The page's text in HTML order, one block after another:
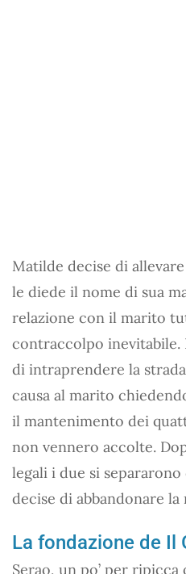
Matilde decise di
le diede il nome di sua
relazione con il marito
contraccolpo inevitabile.
di intraprendere la
causa al marito
il mantenimento dei
non vennero accolte.
legali i due si
decise di abbandonare la
La fondazione de Il
Serao, un po’ per ripicca